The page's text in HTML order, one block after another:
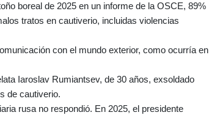
boreal de 2025 en un informe de la OSCE, 89%
tratos en cautiverio, incluidas violencias
con el mundo exterior, como ocurría en
Iaroslav Rumiantsev, de 30 años, exsoldado
de cautiverio.
rusa no respondió. En 2025, el presidente